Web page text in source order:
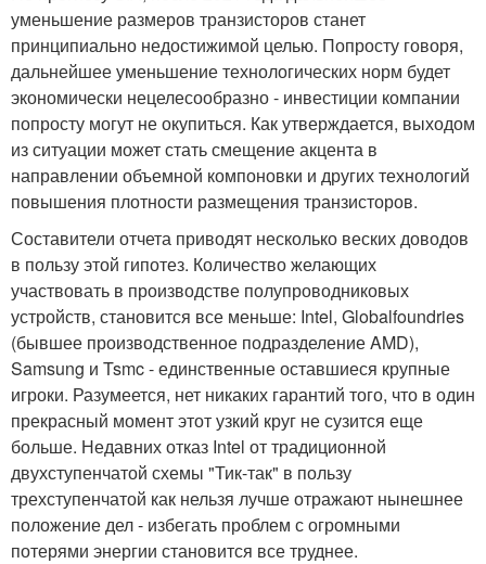
уменьшение размеров транзисторов станет
принципиально недостижимой целью. Попросту говоря,
дальнейшее уменьшение технологических норм будет
экономически нецелесообразно - инвестиции компании
попросту могут не окупиться. Как утверждается, выходом
из ситуации может стать смещение акцента в
направлении объемной компоновки и других технологий
повышения плотности размещения транзисторов.
Составители отчета приводят несколько веских доводов
в пользу этой гипотез. Количество желающих
участвовать в производстве полупроводниковых
устройств, становится все меньше: Intel, Globalfoundries
(бывшее производственное подразделение AMD),
Samsung и Tsmc - единственные оставшиеся крупные
игроки. Разумеется, нет никаких гарантий того, что в один
прекрасный момент этот узкий круг не сузится еще
больше. Недавних отказ Intel от традиционной
двухступенчатой схемы "Тик-так" в пользу
трехступенчатой как нельзя лучше отражают нынешнее
положение дел - избегать проблем с огромными
потерями энергии становится все труднее.